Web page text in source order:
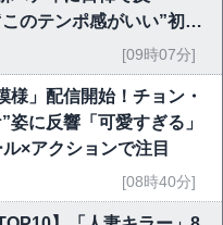
のテンポ感がいい”初回
[09時07分]
様」配信開始！チョン・
姿に反響「可愛すぎる」
×アクションで注目
[08時40分]